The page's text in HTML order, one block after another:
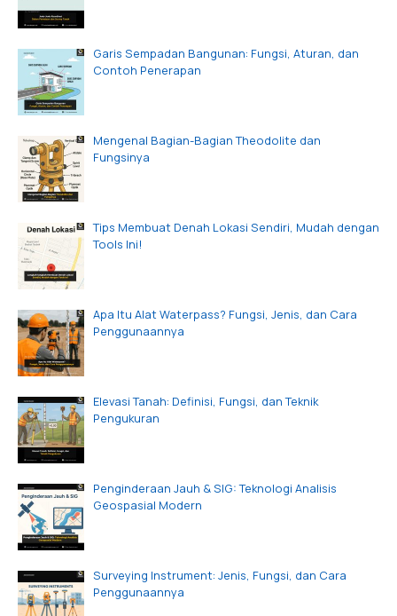
Garis Sempadan Bangunan: Fungsi, Aturan, dan
Contoh Penerapan
Mengenal Bagian-Bagian Theodolite dan
Fungsinya
Tips Membuat Denah Lokasi Sendiri, Mudah dengan
Tools Ini!
Apa Itu Alat Waterpass? Fungsi, Jenis, dan Cara
Penggunaannya
Elevasi Tanah: Definisi, Fungsi, dan Teknik
Pengukuran
Penginderaan Jauh & SIG: Teknologi Analisis
Geospasial Modern
Surveying Instrument: Jenis, Fungsi, dan Cara
Penggunaannya